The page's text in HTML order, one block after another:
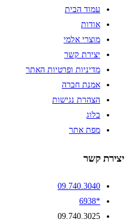
עמוד הבית
אודות
מוצרי אלמי
יצירת קשר
מדיניות ופרטיות האתר
אמנת חברה
הצהרת נגישות
בלוג
מפת אתר
יצירת קשר
09.740.3040
*6938
09.740.3025